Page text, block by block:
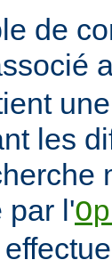
de
les
par l'